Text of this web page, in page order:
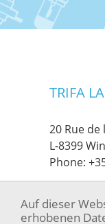
Auf dieser
erhobenen
TRIFA
20 Rue
L-8399
Phone: